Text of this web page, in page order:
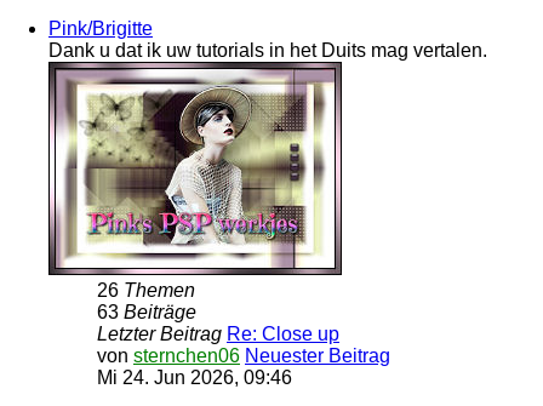
Pink/Brigitte
Dank u dat ik uw tutorials in het Duits mag vertalen.
26 Themen
63 Beiträge
Letzter Beitrag Re: Close up
von sternchen06 Neuester Beitrag
Mi 24. Jun 2026, 09:46